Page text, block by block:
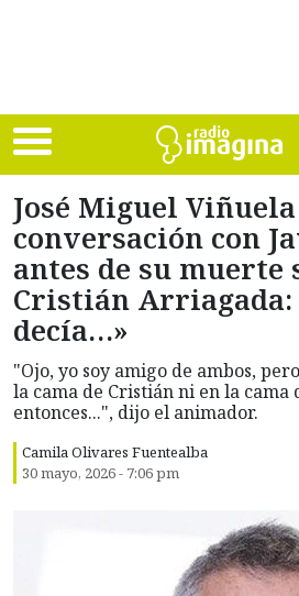
José Miguel
conversación con
antes de su muerte
Cristián Arriagada:
decía…»
"Ojo, yo soy amigo de ambos,
la cama de Cristián ni en la cama
entonces...", dijo el animador.
Camila Olivares Fuentealba
30 mayo, 2026 - 7:06 pm